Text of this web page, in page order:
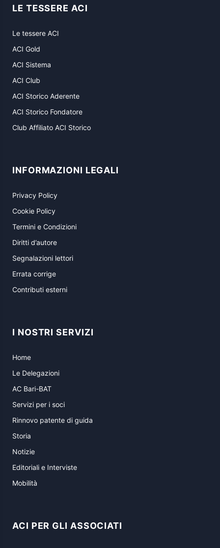
LE TESSERE ACI
Le tessere ACI
ACI Gold
ACI Sistema
ACI Club
ACI Storico Aderente
ACI Storico Fondatore
Club Affiliato ACI Storico
INFORMAZIONI LEGALI
Privacy Policy
Cookie Policy
Termini e Condizioni
Diritti d’autore
Segnalazioni lettori
Errata corrige
Contributi esterni
I NOSTRI SERVIZI
Home
Le Delegazioni
AC Bari-BAT
Servizi per i soci
Rinnovo patente di guida
Storia
Notizie
Editoriali e Interviste
Mobilità
ACI PER GLI ASSOCIATI